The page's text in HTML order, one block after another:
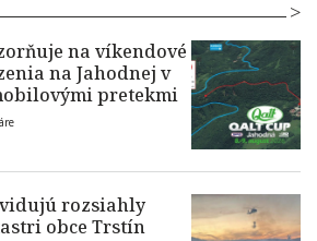
na víkendové
na Jahodnej v
pretekmi
rozsiahly
obce Trstín